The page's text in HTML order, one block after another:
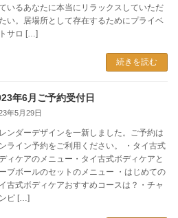
いるあなたに本当にリラックスしていただ
い。居場所として存在するためにプライベ
サロ […]
続きを読む
年6月ご予約受付日
年5月29日
ンダーデザインを一新しました。ご予約は
ライン予約をご利用ください。 ・タイ古式
ィケアのメニュー・タイ古式ボディケアと
ブボールのセットのメニュー ・はじめての
古式ボディケアおすすめコースは？・チャ
ピ […]